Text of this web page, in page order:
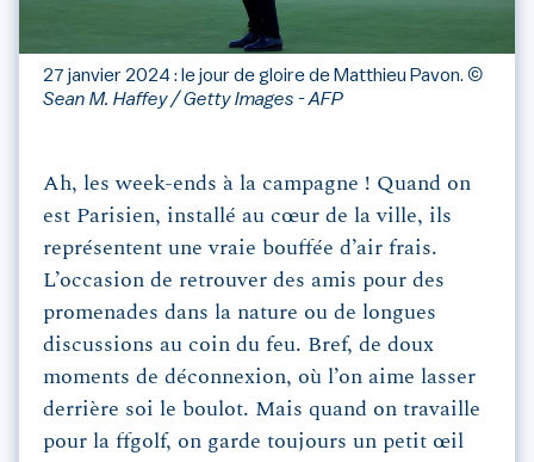
27 janvier 2024 : le jour de gloire de Matthieu Pavon. ©
Sean M. Haffey / Getty Images - AFP
Ah, les week-ends à la campagne ! Quand on
est Parisien, installé au cœur de la ville, ils
représentent une vraie bouffée d’air frais.
L’occasion de retrouver des amis pour des
promenades dans la nature ou de longues
discussions au coin du feu. Bref, de doux
moments de déconnexion, où l’on aime lasser
derrière soi le boulot. Mais quand on travaille
pour la ffgolf, on garde toujours un petit œil